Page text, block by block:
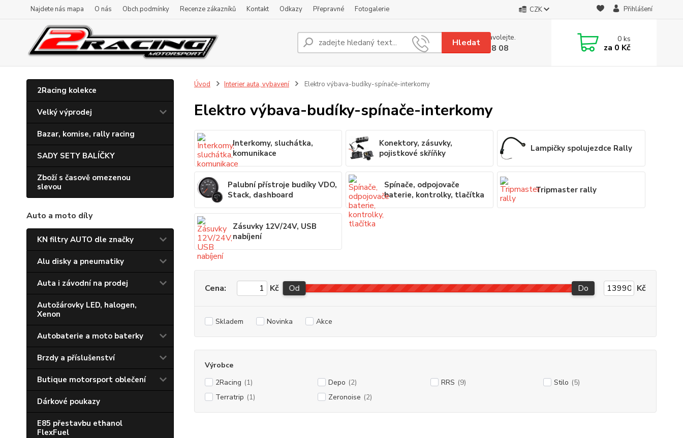
Najdete nás mapa O nás Obch.podmínky Recenze zákazníků Kontakt Odkazy Přepravné Fotogalerie CZK Přihlášení
Hledat
Nevíte si rady? Zavolejte.
+420 608 08 18 08
0ks
za 0 Kč
2Racing kolekce
Velký výprodej
Bazar, komise, rally racing
SADY SETY BALÍČKY
Zboží s časově omezenou
slevou
Auto a moto díly
KN filtry AUTO dle značky
Alu disky a pneumatiky
Auta i závodní na prodej
Autožárovky LED, halogen,
Xenon
Autobaterie a moto baterky
Brzdy a příslušenství
Butique motorsport oblečení
Dárkové poukazy
E85 přestavbu ethanol
FlexFuel
Úvod Interier auta, vybavení Elektro výbava-budíky-spínače-interkomy
Elektro výbava-budíky-spínače-interkomy
Interkomy, sluchátka,
komunikace
Konektory, zásuvky,
pojistkové skříňky
Lampičky spolujezdce Rally
Palubní přístroje budíky VDO,
Stack, dashboard
Spínače, odpojovače
baterie, kontrolky, tlačítka
Tripmaster rally
Zásuvky 12V/24V, USB
nabíjení
Cena: Kč Od Do Kč
Skladem Novinka Akce
Výrobce
2Racing (1) Depo (2) RRS (9) Stilo (5)
Terratrip (1) Zeronoise (2)